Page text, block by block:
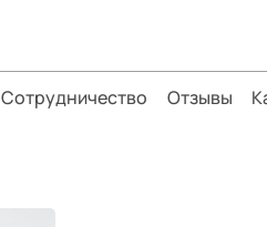
Сотрудничество Отзывы